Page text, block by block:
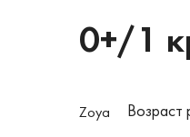
0+/1
Zoya Возраст